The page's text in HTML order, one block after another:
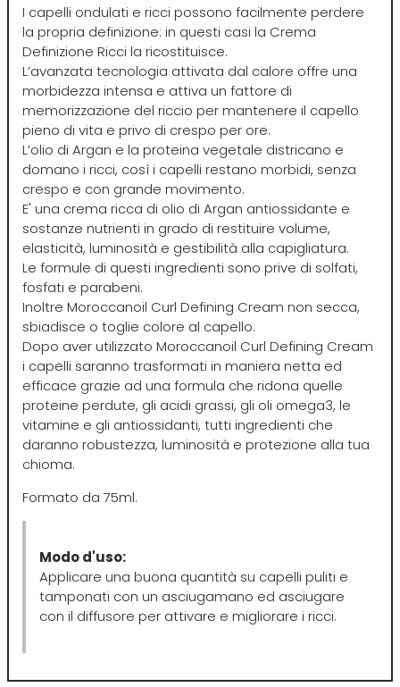
F-G-H
FANOLA
FARMACA INTERNATIONAL
Farmagan
FarmaVita
Floid
Four Reasons
GAMMAPIÙ
ghd
Giusy Hold
Hair Tech
I-J-K
Imbue
INSight
INTERCOSMO
Invisibobble
JOICO
JRL
Jvone Milano
Kativa
Kemon Actyva
I capelli ondulati e ricci possono facilmente perdere
la propria definizione: in questi casi la Crema
Definizione Ricci la ricostituisce.
L’avanzata tecnologia attivata dal calore offre una
morbidezza intensa e attiva un fattore di
memorizzazione del riccio per mantenere il capello
pieno di vita e privo di crespo per ore.
L’olio di Argan e la proteina vegetale districano e
domano i ricci, così i capelli restano morbidi, senza
crespo e con grande movimento.
E' una crema ricca di olio di Argan antiossidante e
sostanze nutrienti in grado di restituire volume,
elasticità, luminosità e gestibilità alla capigliatura.
Le formule di questi ingredienti sono prive di solfati,
fosfati e parabeni.
Inoltre Moroccanoil Curl Defining Cream non secca,
sbiadisce o toglie colore al capello.
Dopo aver utilizzato Moroccanoil Curl Defining Cream
i capelli saranno trasformati in maniera netta ed
efficace grazie ad una formula che ridona quelle
proteine perdute, gli acidi grassi, gli oli omega3, le
vitamine e gli antiossidanti, tutti ingredienti che
daranno robustezza, luminosità e protezione alla tua
chioma.
Formato da 75ml.
Modo d'uso:
Applicare una buona quantità su capelli puliti e
tamponati con un asciugamano ed asciugare
con il diffusore per attivare e migliorare i ricci.